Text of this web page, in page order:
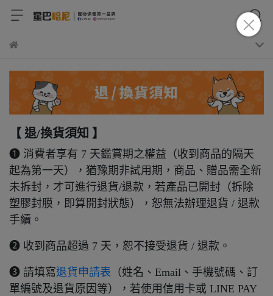
【 退/換貨須知 】
➊ 消費者享有 7 天鑑賞期之權益（收到商品的隔天
起為第一天），猶豫期非試用期，商品、贈品需全新
未拆封，才可進行退貨/退款，若產品已開封（拆除
塑膠封膜，即算開封狀態），恕無法辦理退貨 / 退款
手續。
➋ 收到商品超過 7 天，恕不接受退貨 / 退款。
➌ 請填寫退貨申請表 （姓名、Email、手機號碼、訂
單編號及退貨原因等），若使用信用卡或 LINE PAY